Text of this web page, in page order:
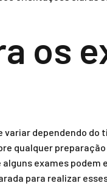
os
dependendo do
qualquer
exames podem
para realizar